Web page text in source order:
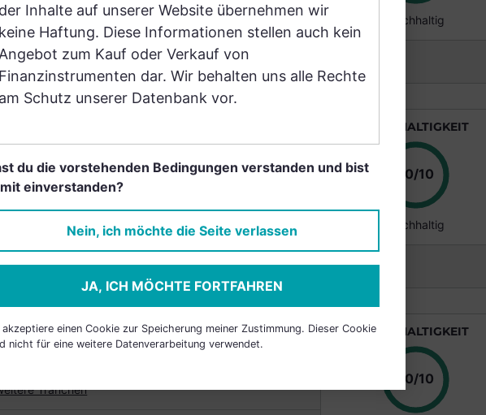
: Anleihenfonds Nachhaltig
Bewertungen anzeigen
Tranchen
Anleihenfonds
NACHHALTIGKEIT
10/10
Nachhaltig
Bewertungen anzeigen
MÜNDELSICHERER ANLEIHEFONDS
Tranchen
NACHHALTIGKEIT
10/10
der Inhalte auf unserer Website übernehmen wir
keine Haftung. Diese Informationen stellen auch kein
Angebot zum Kauf oder Verkauf von
Finanzinstrumenten dar. Wir behalten uns alle Rechte
am Schutz unserer Datenbank vor.
du die vorstehenden Bedingungen verstanden und bist
einverstanden?
Nein, ich möchte die Seite verlassen
JA, ICH MÖCHTE FORTFAHREN
akzeptiere einen Cookie zur Speicherung meiner Zustimmung. Dieser Cookie
nicht für eine weitere Datenverarbeitung verwendet.